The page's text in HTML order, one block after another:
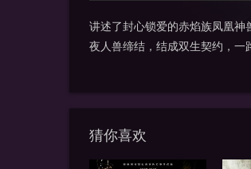
讲述了封心锁爱的赤焰族凤凰神
夜人兽缔结，结成双生契约，一
猜你喜欢